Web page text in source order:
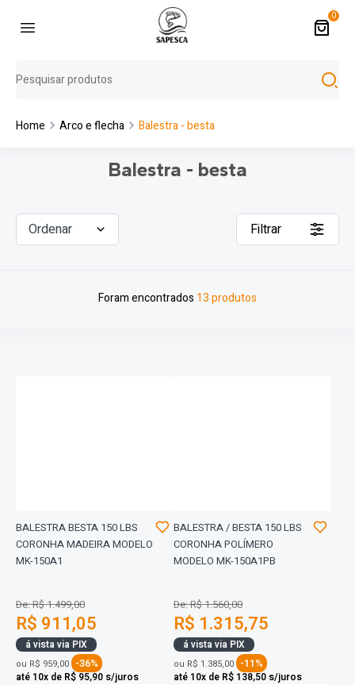
0
Home Arco e flecha Balestra - besta
Balestra - besta
Foram encontrados 13 produtos
Filtrar
Ordenar
BALESTRA BESTA 150 LBS
CORONHA MADEIRA MODELO
MK-150A1
De: R$ 1.499,00
R$ 911,05
á vista via PIX
ou R$ 959,00 -36%
até 10x de R$ 95,90 s/juros
BALESTRA / BESTA 150 LBS
CORONHA POLÍMERO
MODELO MK-150A1PB
De: R$ 1.560,00
R$ 1.315,75
á vista via PIX
ou R$ 1.385,00 -11%
até 10x de R$ 138,50 s/juros